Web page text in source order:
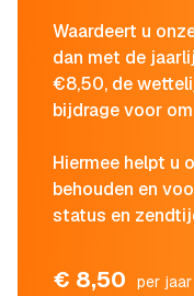
Waardeert u
dan met de
€8,50, de
bijdrage voor
Hiermee helpt u
behouden en
status en
€ 8,50 per jaar